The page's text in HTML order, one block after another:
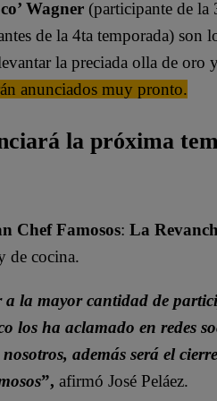
Wagner (participante de la
de la 4ta temporada) son
la preciada olla de
anunciados muy pronto.
la próxima
Chef Famosos: La
de cocina.
la mayor cantidad de
los ha aclamado en redes
además será el
”, afirmó José Peláez.